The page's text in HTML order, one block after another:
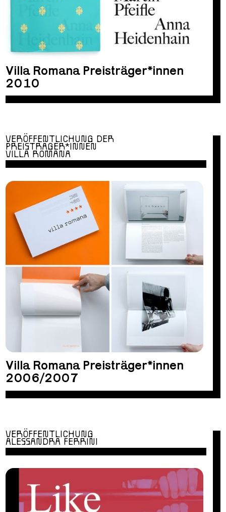
Villa Romana Preisträger*innen
2010
VERÖFFENTLICHUNG DER
PREISTRÄGER*INNEN
VILLA ROMANA
Villa Romana Preisträger*innen
2006/2007
VERÖFFENTLICHUNG
ALESSANDRA FERRINI